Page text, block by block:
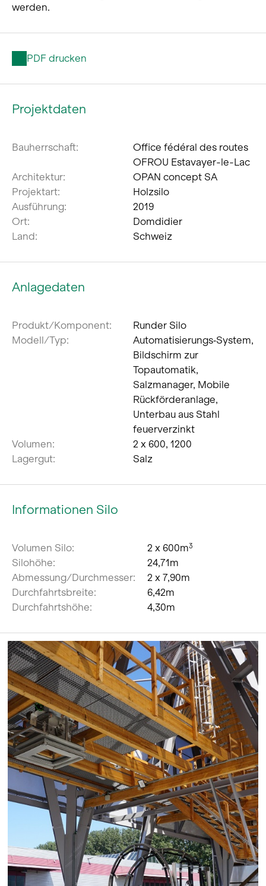
werden.
PDF drucken
Projektdaten
Bauherrschaft:
Office fédéral des routes
OFROU Estavayer-le-Lac
Architektur:
OPAN concept SA
Projektart:
Holzsilo
Ausführung:
2019
Ort:
Domdidier
Land:
Schweiz
Anlagedaten
Produkt/Komponent:
Runder Silo
Modell/Typ:
Automatisierungs‐System,
Bildschirm zur
Topautomatik,
Salzmanager, Mobile
Rückförderanlage,
Unterbau aus Stahl
feuerverzinkt
Volumen:
2 x 600, 1200
Lagergut:
Salz
Informationen Silo
Volumen Silo: 2 x 600m3
Silohöhe:
24,71m
Abmessung/Durchmesser:
2 x 7,90m
Durchfahrtsbreite:
6,42m
Durchfahrtshöhe:
4,30m